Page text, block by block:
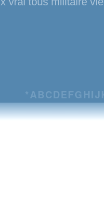
la bible abissus
*ABCDEFG HIJ